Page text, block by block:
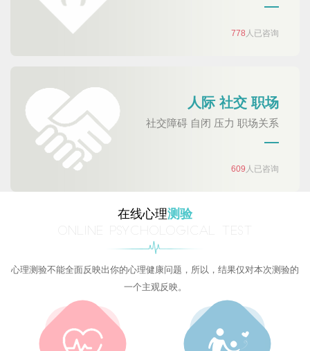
778 人已咨询
人际 社交 职场
社交障碍 自闭 压力 职场关系
609 人已咨询
在线心理测验
ONLINE PSYCHOLOGICAL TEST
心理测验不能全面反映出你的心理健康问题，所以，结果仅对本次测验的
一个主观反映。